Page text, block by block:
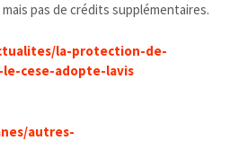
mais pas de crédits supplémentaires.
la-protection-de-
cese-adopte-lavis
autres-